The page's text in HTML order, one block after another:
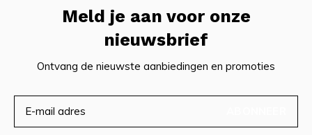
Meld je aan voor onze
nieuwsbrief
Ontvang de nieuwste aanbiedingen en promoties